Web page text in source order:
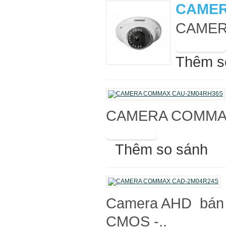
Thêm
CAMERA
Thêm so sánh
Camera AHD
CMOS -..